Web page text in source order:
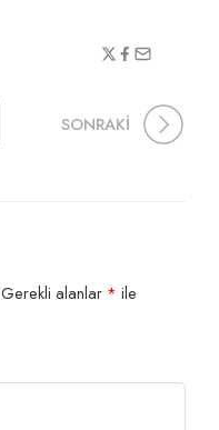
SONRAKİ
Gerekli alanlar * ile